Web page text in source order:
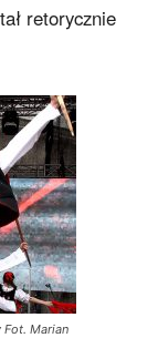
retorycznie
Fot. Marian